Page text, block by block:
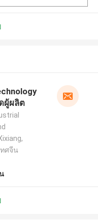
ผู้ผลิต
ทศจีน